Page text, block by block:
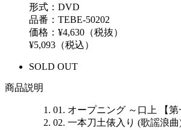
形式：DVD
品番：TEBE-50202
価格：¥4,630（税抜）
¥5,093（税込）
SOLD OUT
商品説明
01. オープニング ～口上 【第
02. 一本刀土俵入り (歌謡浪